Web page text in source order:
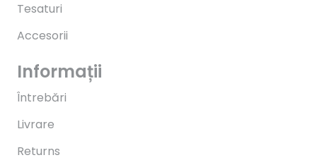
Tesaturi
Accesorii
Informații
Întrebări
Livrare
Returns